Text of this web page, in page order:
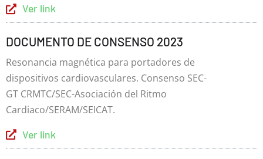
Ver link
DOCUMENTO DE CONSENSO 2023
Resonancia magnética para portadores de
dispositivos cardiovasculares. Consenso SEC-
GT CRMTC/SEC-Asociación del Ritmo
Cardiaco/SERAM/SEICAT.
Ver link